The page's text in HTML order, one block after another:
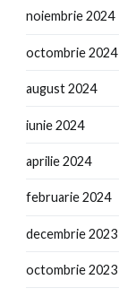
noiembrie 2024
octombrie 2024
august 2024
iunie 2024
aprilie 2024
februarie 2024
decembrie 2023
octombrie 2023